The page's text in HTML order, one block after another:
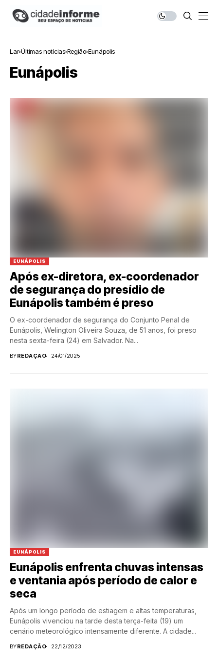
Lar Últimas notícias Região Eunápolis
Eunápolis
EUNÁPOLIS
Após ex-diretora, ex-coordenador
de segurança do presídio de
Eunápolis também é preso
O ex-coordenador de segurança do Conjunto Penal de
Eunápolis, Welington Oliveira Souza, de 51 anos, foi preso
nesta sexta-feira (24) em Salvador. Na...
BYREDAÇÃO 24/01/2025
EUNÁPOLIS
Eunápolis enfrenta chuvas intensas
e ventania após período de calor e
seca
Após um longo período de estiagem e altas temperaturas,
Eunápolis vivenciou na tarde desta terça-feita (19) um
cenário meteorológico intensamente diferente. A cidade...
BYREDAÇÃO 22/12/2023